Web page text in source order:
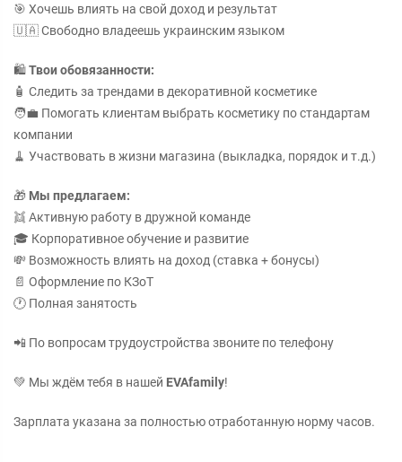
🎯 Хочешь влиять на свой доход и результат
🇺🇦 Свободно владеешь украинским языком
🛍️Твои обовязанности:
🧴 Следить за трендами в декоративной косметике
🧑‍💼 Помогать клиентам выбрать косметику по стандартам
компании
🧹 Участвовать в жизни магазина (выкладка, порядок и т.д.)
🎁 Мы предлагаем:
👯 Активную работу в дружной команде
🎓 Корпоративное обучение и развитие
💸 Возможность влиять на доход (ставка + бонусы)
📄 Оформление по КЗоТ
🕐 Полная занятость
📲 По вопросам трудоустройства звоните по телефону
💚 Мы ждём тебя в нашей EVAfamily!
Зарплата указана за полностью отработанную норму часов.